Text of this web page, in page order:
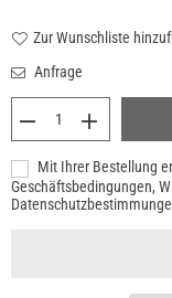
Zur Wunschliste
Anfrage
Mit Ihrer Bestellung
Geschäftsbedingungen,